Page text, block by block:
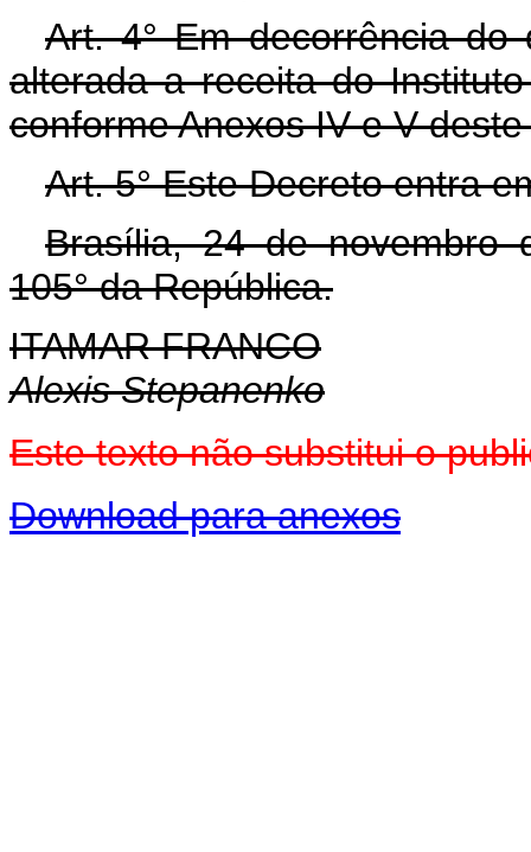
Art. 4° Em decorrência do
alterada a receita do
conforme Anexos IV e V
Art. 5° Este Decreto entra
Brasília, 24 de novembro
105° da República.
ITAMAR FRANCO
Alexis Stepanenko
Este texto não substitui o
Download para anexos